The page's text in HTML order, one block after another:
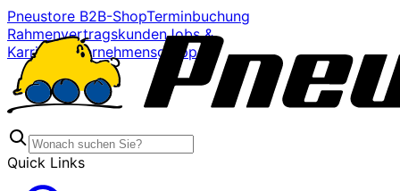
Pneustore B2B-ShopTerminbuchung
RahmenvertragskundenJobs &
Karriere
Unternehmensgruppe
Quick Links